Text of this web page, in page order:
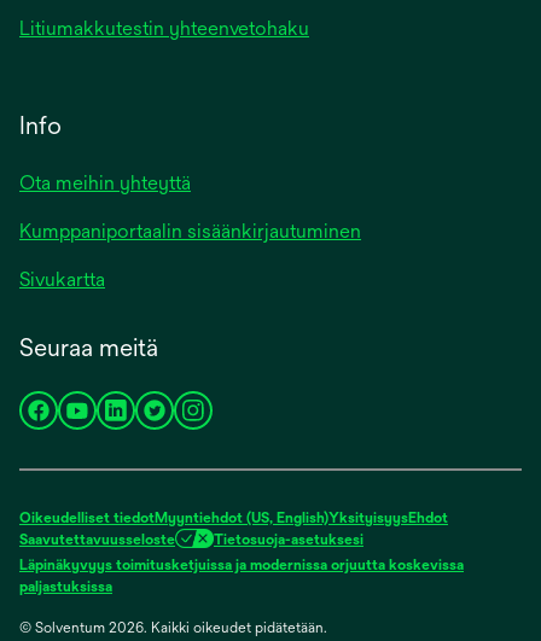
Litiumakkutestin yhteenvetohaku
Info
Ota meihin yhteyttä
Kumppaniportaalin sisäänkirjautuminen
Sivukartta
Seuraa meitä
opens
new
tab
opens
new
tab
opens
new
tab
opens
new
tab
opens
new
tab
Oikeudelliset tiedotMyyntiehdot (US, English)YksityisyysEhdot
Saavutettavuusseloste
Tietosuoja-asetuksesi
Läpinäkyvyys toimitusketjuissa ja modernissa orjuutta koskevissa
paljastuksissaopens
a
© Solventum 2026. Kaikki oikeudet pidätetään.